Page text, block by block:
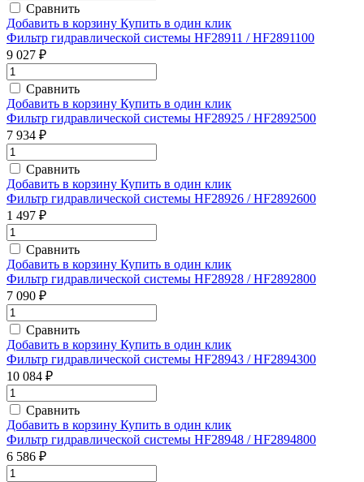
Сравнить
Добавить в корзину Купить в один клик
Фильтр гидравлической системы HF28911 / HF2891100
9 027 ₽
Сравнить
Добавить в корзину Купить в один клик
Фильтр гидравлической системы HF28925 / HF2892500
7 934 ₽
Сравнить
Добавить в корзину Купить в один клик
Фильтр гидравлической системы HF28926 / HF2892600
1 497 ₽
Сравнить
Добавить в корзину Купить в один клик
Фильтр гидравлической системы HF28928 / HF2892800
7 090 ₽
Сравнить
Добавить в корзину Купить в один клик
Фильтр гидравлической системы HF28943 / HF2894300
10 084 ₽
Сравнить
Добавить в корзину Купить в один клик
Фильтр гидравлической системы HF28948 / HF2894800
6 586 ₽